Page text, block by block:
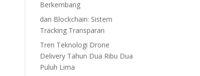
Berkembang
dan Blockchain: Sistem
Tracking Transparan
Tren Teknologi Drone
Delivery Tahun Dua Ribu Dua
Puluh Lima